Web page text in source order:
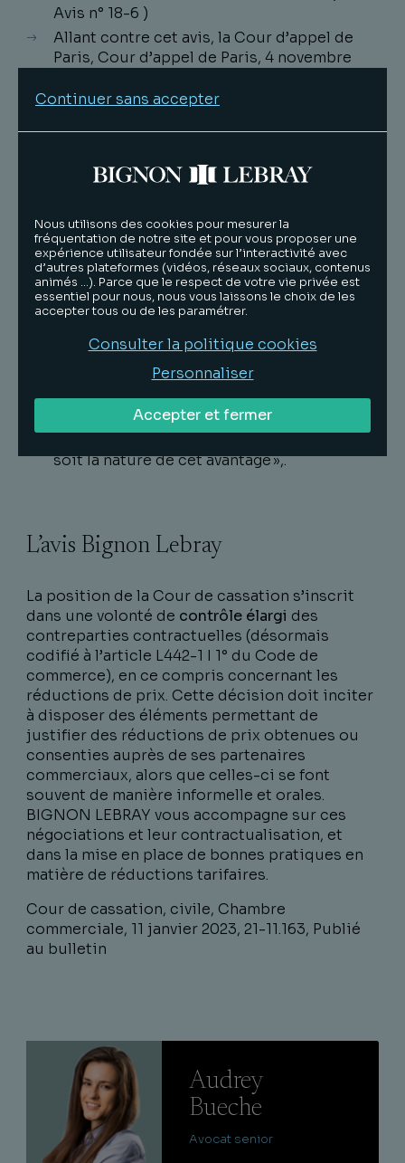
Avis n° 18-6 )
Allant contre cet avis, la Cour d’appel de
Paris, Cour d’appel de Paris, 4 novembre
442-6- I- 1° du Code de commerce n’était
de prix, au motif de l’absence de libre
contrôlée que sur le terrain du
La Cour de Cassation réhabilite dans sa
décision l’application du fondement de
l’absence de contrepartie pour contrôler
les réductions de prix en retentant que
« l’application de l’article L. 442-6, I, 1° du
code de commerce exige seulement que
soit constatée l’obtention d’un avantage
d’un tel avantage ne correspondant à aucun
service commercial effectivement rendu ou
manifestement disproportionné au regard
soit la nature de cet avantage »,.
L’avis Bignon Lebray
La position de la Cour de cassation s’inscrit
dans une volonté de contrôle élargi des
contreparties contractuelles (désormais
codifié à l’article L442-1 I 1° du Code de
commerce), en ce compris concernant les
réductions de prix. Cette décision doit inciter
à disposer des éléments permettant de
justifier des réductions de prix obtenues ou
consenties auprès de ses partenaires
commerciaux, alors que celles-ci se font
souvent de manière informelle et orales.
BIGNON LEBRAY vous accompagne sur ces
négociations et leur contractualisation, et
dans la mise en place de bonnes pratiques en
matière de réductions tarifaires.
Cour de cassation, civile, Chambre
commerciale, 11 janvier 2023, 21-11.163, Publié
au bulletin
Audrey
Bueche
Avocat senior
Continuer sans accepter
Nous utilisons des cookies pour mesurer la
fréquentation de notre site et pour vous proposer une
expérience utilisateur fondée sur l’interactivité avec
d’autres plateformes (vidéos, réseaux sociaux, contenus
animés …). Parce que le respect de votre vie privée est
essentiel pour nous, nous vous laissons le choix de les
accepter tous ou de les paramétrer.
Consulter la politique cookies
Personnaliser
Accepter et fermer